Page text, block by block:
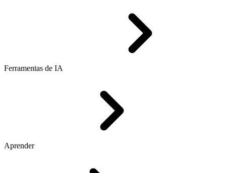
Ferramentas de IA
Aprender